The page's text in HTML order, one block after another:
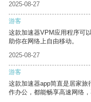
2025-08-27
游客
这款加速器VPM应用程序可
助你在网络上自由移动。
2025-08-27
游客
这款加速器app简直是居家
作办公，都能畅享高速网络